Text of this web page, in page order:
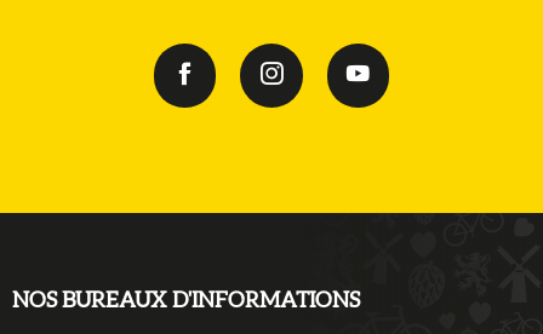
NOS BUREAUX D'INFORMATIONS